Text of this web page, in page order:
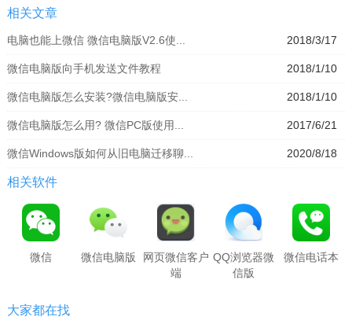
相关文章
2018/3/17
电脑也能上微信 微信电脑版V2.6使...
2018/1/10
微信电脑版向手机发送文件教程
2018/1/10
微信电脑版怎么安装?微信电脑版安...
2017/6/21
微信电脑版怎么用? 微信PC版使用...
2020/8/18
微信Windows版如何从旧电脑迁移聊...
相关软件
微信 微信电脑版
网页微信客户
端
QQ浏览器微
信版
微信电话本
大家都在找